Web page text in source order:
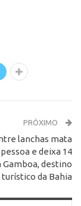
PRÓXIMO
lanchas mata
e deixa 14
Gamboa, destino
turístico da Bahia